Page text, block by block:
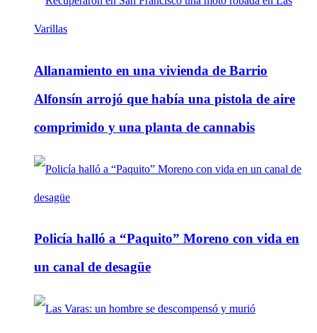
Allanamiento en una vivienda de Barrio
Alfonsín arrojó que había una pistola de aire
comprimido y una planta de cannabis
Policía halló a “Paquito” Moreno con vida en
un canal de desagüe